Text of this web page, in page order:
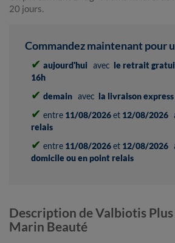
20 jours.
Commandez maintenant pour
✔ aujourd'hui avec le retrait
16h
✔ demain avec la livraison
✔ entre 11/08/2026et 12/08/2026
relais
✔ entre 11/08/2026et 12/08/2026
domicile ou en point relais
Description de Valbiotis
Marin Beauté